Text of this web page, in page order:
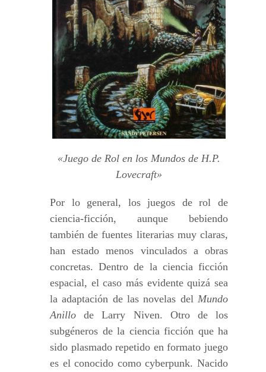
«Juego de Rol en los Mundos de H.P.
Lovecraft»
Por lo general, los juegos de rol de
ciencia-ficción, aunque bebiendo
también de fuentes literarias muy claras,
han estado menos vinculados a obras
concretas. Dentro de la ciencia ficción
espacial, el caso más evidente quizá sea
la adaptación de las novelas del Mundo
Anillo de Larry Niven. Otro de los
subgéneros de la ciencia ficción que ha
sido plasmado repetido en formato juego
es el conocido como cyberpunk. Nacido